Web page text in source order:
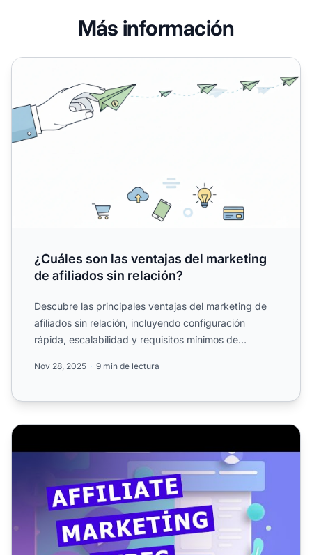
Más información
¿Cuáles son las ventajas del marketing de afiliados sin
¿Cuáles son las ventajas del marketing
de afiliados sin relación?
Descubre las principales ventajas del marketing de
afiliados sin relación, incluyendo configuración
rápida, escalabilidad y requisitos mínimos de
Nov 28, 2025 9 min de lectura
Tipos de Marketing de Afiliados